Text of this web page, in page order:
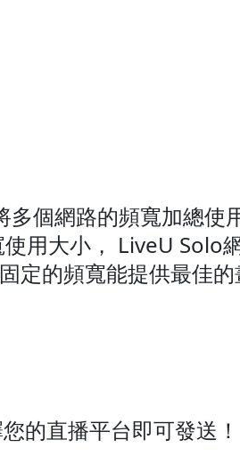
個網路的頻寬加總使
用大小， LiveU Solo
定的頻寬能提供最佳的
的直播平台即可發送！